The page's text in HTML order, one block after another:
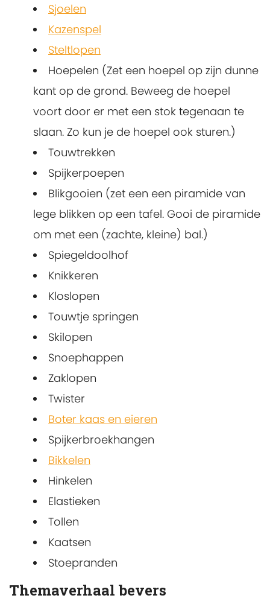
Sjoelen
Kazenspel
Steltlopen
Hoepelen (Zet een hoepel op zijn dunne
kant op de grond. Beweeg de hoepel
voort door er met een stok tegenaan te
slaan. Zo kun je de hoepel ook sturen.)
Touwtrekken
Spijkerpoepen
Blikgooien (zet een een piramide van
lege blikken op een tafel. Gooi de piramide
om met een (zachte, kleine) bal.)
Spiegeldoolhof
Knikkeren
Kloslopen
Touwtje springen
Skilopen
Snoephappen
Zaklopen
Twister
Boter kaas en eieren
Spijkerbroekhangen
Bikkelen
Hinkelen
Elastieken
Tollen
Kaatsen
Stoepranden
Themaverhaal bevers